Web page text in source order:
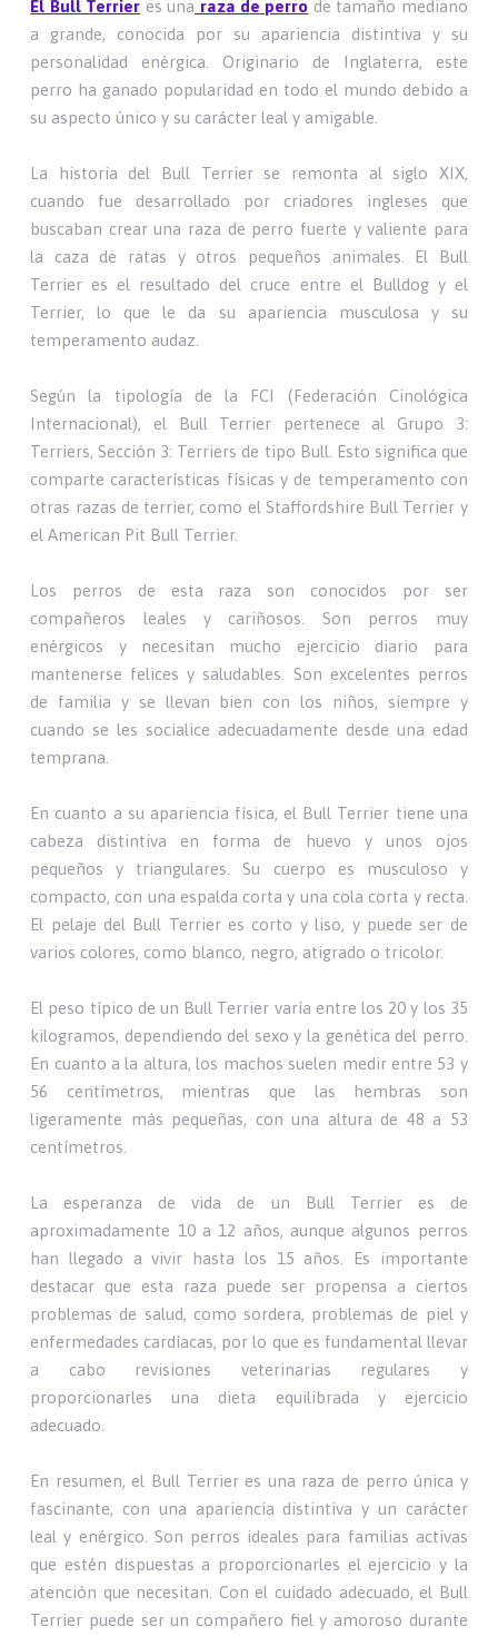
El Bull Terrier es una raza de perro de tamaño mediano
a grande, conocida por su apariencia distintiva y su
personalidad enérgica. Originario de Inglaterra, este
perro ha ganado popularidad en todo el mundo debido a
su aspecto único y su carácter leal y amigable.
La historia del Bull Terrier se remonta al siglo XIX,
cuando fue desarrollado por criadores ingleses que
buscaban crear una raza de perro fuerte y valiente para
la caza de ratas y otros pequeños animales. El Bull
Terrier es el resultado del cruce entre el Bulldog y el
Terrier, lo que le da su apariencia musculosa y su
temperamento audaz.
Según la tipología de la FCI (Federación Cinológica
Internacional), el Bull Terrier pertenece al Grupo 3:
Terriers, Sección 3: Terriers de tipo Bull. Esto significa que
comparte características físicas y de temperamento con
otras razas de terrier, como el Staffordshire Bull Terrier y
el American Pit Bull Terrier.
Los perros de esta raza son conocidos por ser
compañeros leales y cariñosos. Son perros muy
enérgicos y necesitan mucho ejercicio diario para
mantenerse felices y saludables. Son excelentes perros
de familia y se llevan bien con los niños, siempre y
cuando se les socialice adecuadamente desde una edad
temprana.
En cuanto a su apariencia física, el Bull Terrier tiene una
cabeza distintiva en forma de huevo y unos ojos
pequeños y triangulares. Su cuerpo es musculoso y
compacto, con una espalda corta y una cola corta y recta.
El pelaje del Bull Terrier es corto y liso, y puede ser de
varios colores, como blanco, negro, atigrado o tricolor.
El peso típico de un Bull Terrier varía entre los 20 y los 35
kilogramos, dependiendo del sexo y la genética del perro.
En cuanto a la altura, los machos suelen medir entre 53 y
56 centímetros, mientras que las hembras son
ligeramente más pequeñas, con una altura de 48 a 53
centímetros.
La esperanza de vida de un Bull Terrier es de
aproximadamente 10 a 12 años, aunque algunos perros
han llegado a vivir hasta los 15 años. Es importante
destacar que esta raza puede ser propensa a ciertos
problemas de salud, como sordera, problemas de piel y
enfermedades cardíacas, por lo que es fundamental llevar
a cabo revisiones veterinarias regulares y
proporcionarles una dieta equilibrada y ejercicio
adecuado.
En resumen, el Bull Terrier es una raza de perro única y
fascinante, con una apariencia distintiva y un carácter
leal y enérgico. Son perros ideales para familias activas
que estén dispuestas a proporcionarles el ejercicio y la
atención que necesitan. Con el cuidado adecuado, el Bull
Terrier puede ser un compañero fiel y amoroso durante